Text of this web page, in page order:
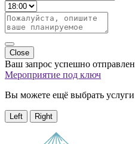
Close
Ваш запрос успешно отправлен
Мероприятие под ключ
Вы можете ещё выбрать услуги
Left Right